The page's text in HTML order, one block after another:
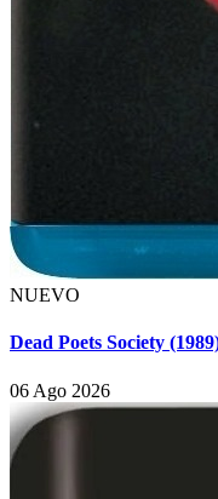
NUEVO
Dead Poets Society
06 Ago 2026